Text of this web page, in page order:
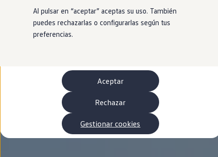
Beneficios Volkswagen
Asistencia en carretera
Servicios de movilidad
Garantía del fabricante
Buscar servicios para tu modelo
Volkswagen Apps, inicio de sesión y tienda
Conectar el móvil con el vehículo
Actualizaciones del software, los mapas y las
Mantenimiento y reparaciones
Revisiones e ITV
Aceite y líquidos del motor
Baterías
Al pulsar en “aceptar” aceptas su uso. También
puedes rechazarlas o configurarlas según tus
preferencias.
Aceptar
Rechazar
Gestionar cookies